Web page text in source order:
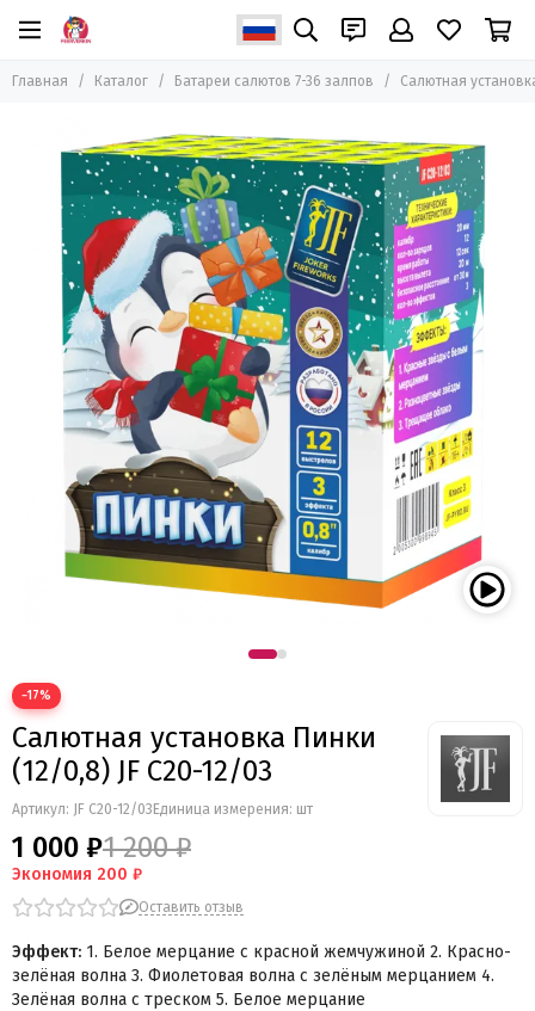
Главная Каталог Батареи салютов 7-36 залпов Салютная
−17%
Салютная установка Пинки
(12/0,8) JF C20-12/03
Артикул: JF C20-12/03 Единица измерения: шт
1 000 ₽1 200 ₽
Экономия 200 ₽
Оставить отзыв
Эффект: 1. Белое мерцание с красной жемчужиной 2. Красно-
зелёная волна 3. Фиолетовая волна с зелёным мерцанием 4.
Зелёная волна с треском 5. Белое мерцание